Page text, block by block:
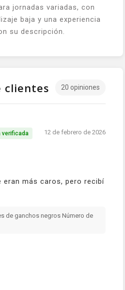
jornadas variadas, con
baja y una experiencia
su descripción.
clientes 20 opiniones
verificada 12 de febrero de 2026
eran más caros, pero recibí
de ganchos negros Número de